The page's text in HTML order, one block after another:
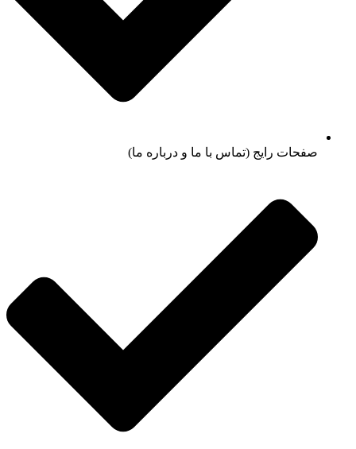
صفحات رایج (تماس با ما و درباره ما)